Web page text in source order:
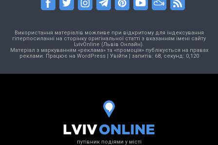
Використання матеріалів можливе при відкритому для індексування
гіперпосиланні на сторінку оригінальної статті з вказанням імені сайту
LvivOnline (Львів Онлайн).
Матеріал з маркуванням «реклама» та «промоція» публікується на правах
реклами. Працює на WordPress| Увійти | запитів: 68, секунд: 0,120
путівник подіями у місті